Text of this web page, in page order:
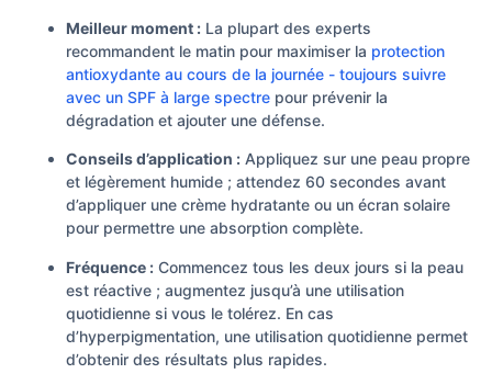
Meilleur moment : La plupart des experts
recommandent le matin pour maximiser la protection
antioxydante au cours de la journée - toujours suivre
avec un SPF à large spectre pour prévenir la
dégradation et ajouter une défense.
Conseils d’application : Appliquez sur une peau propre
et légèrement humide ; attendez 60 secondes avant
d’appliquer une crème hydratante ou un écran solaire
pour permettre une absorption complète.
Fréquence : Commencez tous les deux jours si la peau
est réactive ; augmentez jusqu’à une utilisation
quotidienne si vous le tolérez. En cas
d’hyperpigmentation, une utilisation quotidienne permet
d’obtenir des résultats plus rapides.